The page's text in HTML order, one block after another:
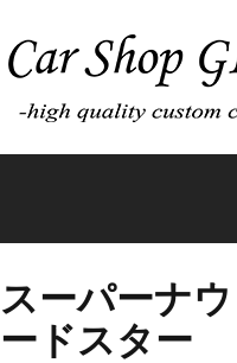
スーパーナ
ードスター